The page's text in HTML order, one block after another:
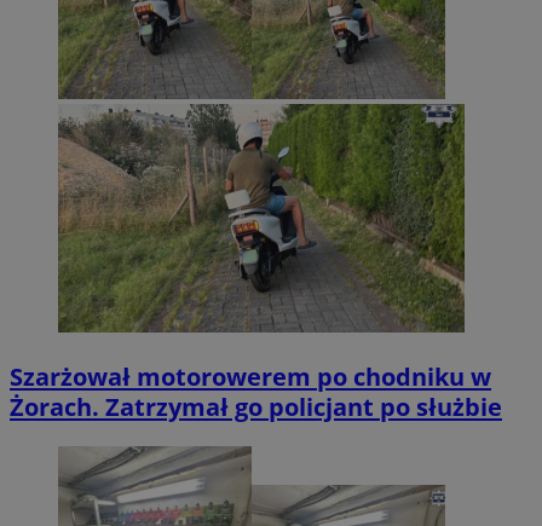
Szarżował motorowerem po chodniku w
Żorach. Zatrzymał go policjant po służbie